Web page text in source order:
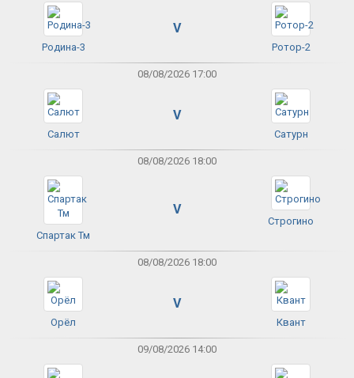
Родина-3
V
Ротор-2
08/08/2026 17:00
Салют
V
Сатурн
08/08/2026 18:00
Спартак Тм
V
Строгино
08/08/2026 18:00
Орёл
V
Квант
09/08/2026 14:00